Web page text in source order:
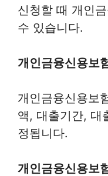
신청할 때 개인
수 있습니다.
개인금융신용보
개인금융신용보
액, 대출기간, 대
정됩니다.
개인금융신용보